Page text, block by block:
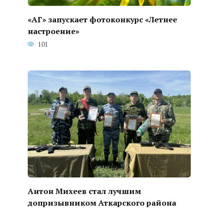
«АГ» запускает фотоконкурс «Летнее
настроение»
101
Антон Михеев стал лучшим
допризывником Аткарского района